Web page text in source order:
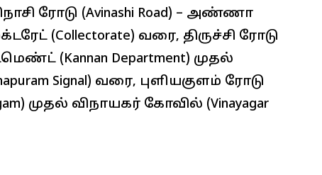
ரோடு (Avinashi Road) – அண்ணா
(Collectorate) வரை, திருச்சி ரோடு
(Kannan Department) முதல்
Signal) வரை, புளியகுளம் ரோடு
முதல் விநாயகர் கோவில் (Vinayagar